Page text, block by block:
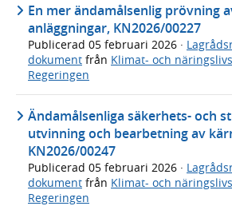
En mer ändamålsenlig prövning
anläggningar, KN2026/00227
Publicerad 05 februari 2026 ·
dokument från Klimat- och
Regeringen
Ändamålsenliga säkerhets- och
utvinning och bearbetning av
KN2026/00247
Publicerad 05 februari 2026 ·
dokument från Klimat- och
Regeringen